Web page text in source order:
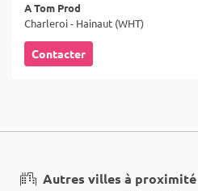
A Tom Prod
Charleroi - Hainaut (WHT)
Contacter
Autres villes à proximité